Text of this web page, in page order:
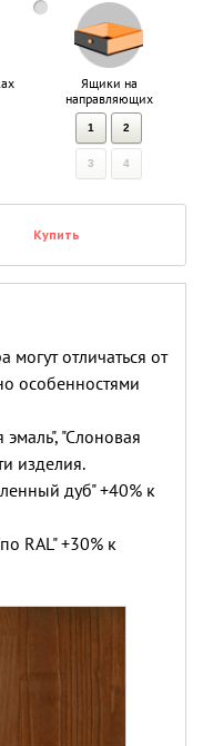
Ящики на
направляющих
1 2
3 4
Купить
отличаться от
особенностями
"Слоновая
изделия.
дуб" +40% к
RAL" +30% к